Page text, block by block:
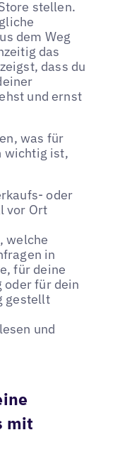
stellen.
dem Weg
das
dass du
und ernst
was für
wichtig ist,
oder
vor Ort
welche
in
für deine
oder für dein
gestellt
und
mit